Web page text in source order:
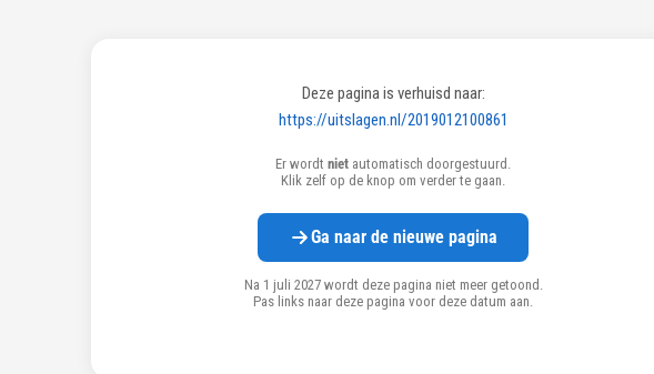
Deze pagina is verhuisd naar:
https://uitslagen.nl/2019012100861
Er wordt niet automatisch doorgestuurd.
Klik zelf op de knop om verder te gaan.
Ga naar de nieuwe pagina
Na 1 juli 2027 wordt deze pagina niet meer getoond.
Pas links naar deze pagina voor deze datum aan.